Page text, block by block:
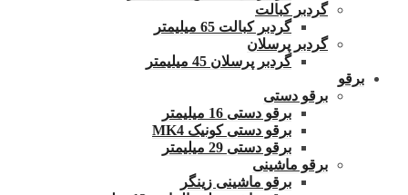
گردبر کبالت
گردبر کبالت 65 میلیمتر
گردبر پرسلان
گردبر پرسلان 45 میلیمتر
برقو
برقو دستی
برقو دستی 16 میلیمتر
برقو دستی کونیک MK4
برقو دستی 29 میلیمتر
برقو ماشینی
برقو ماشینی زینگر